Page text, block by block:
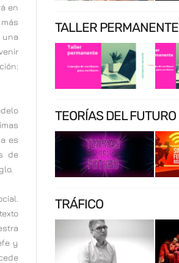
en
una
es
de
y
TALLER PERMANENTE
TEORÍAS DEL FUTURO
TRÁFICO